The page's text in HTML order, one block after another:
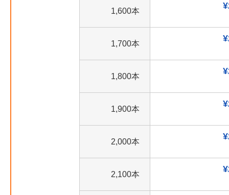
1,600本
1,700本
1,800本
1,900本
2,000本
2,100本